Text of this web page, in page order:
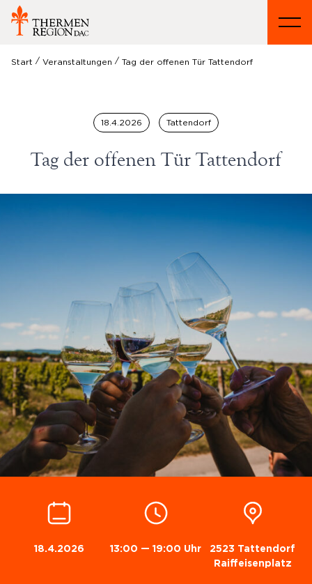
Start / Veranstaltungen / Tag der offenen Tür Tattendorf
18.4.2026 Tattendorf
Tag der offenen Tür Tattendorf
18.4.2026 13:00 — 19:00 Uhr
2523 Tattendorf
Raiffeisenplatz